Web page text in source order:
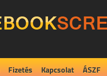
Fizetés Kapcsolat ÁSZF